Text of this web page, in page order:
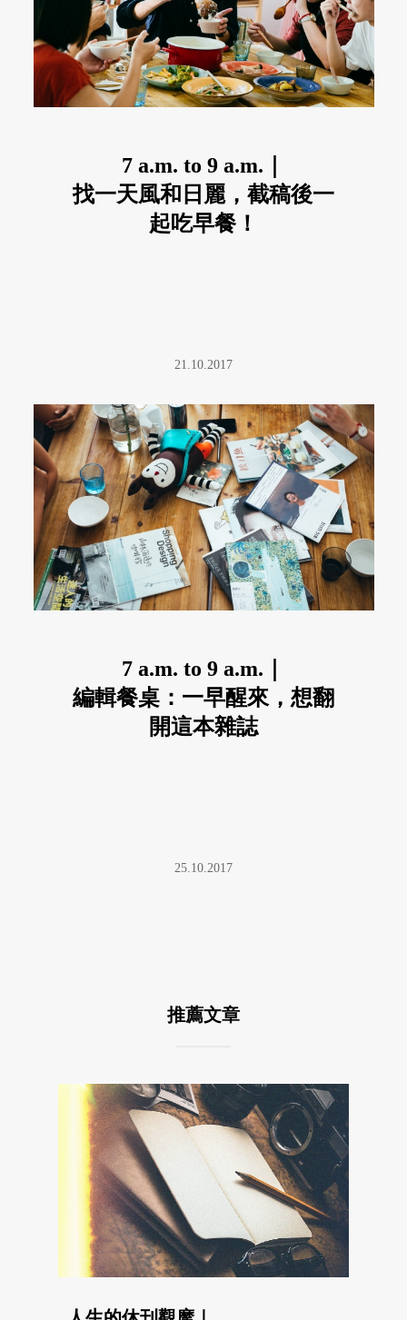
7 a.m. to 9 a.m.｜
找一天風和日麗，截稿後一
起吃早餐！
21.10.2017
7 a.m. to 9 a.m.｜
編輯餐桌：一早醒來，想翻
開這本雜誌
25.10.2017
推薦文章